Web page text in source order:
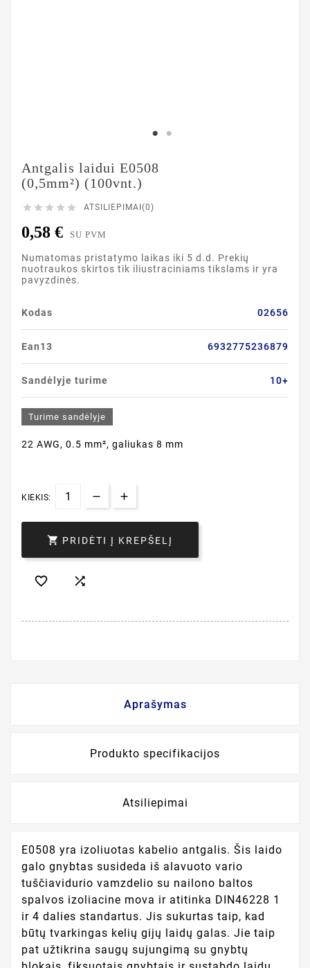
Antgalis laidui E0508
(0,5mm²) (100vnt.)
     ATSILIEPIMAI(0)
0,58 € SU PVM
Numatomas pristatymo laikas iki 5 d.d. Prekių
nuotraukos skirtos tik iliustraciniams tikslams ir yra
pavyzdinės.
Kodas 02656
Ean13 6932775236879
Sandėlyje turime 10+
Turime sandėlyje
22 AWG, 0.5 mm², galiukas 8 mm
KIEKIS:
 PRIDĖTI Į KREPŠELĮ
 
Aprašymas
Produkto specifikacijos
Atsiliepimai
E0508 yra izoliuotas kabelio antgalis. Šis laido
galo gnybtas susideda iš alavuoto vario
tuščiavidurio vamzdelio su nailono baltos
spalvos izoliacine mova ir atitinka DIN46228 1
ir 4 dalies standartus. Jis sukurtas taip, kad
būtų tvarkingas kelių gijų laidų galas. Jie taip
pat užtikrina saugų sujungimą su gnybtų